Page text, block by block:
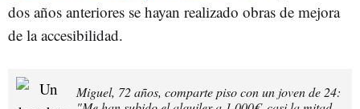
dos años anteriores se hayan realizado obras de mejora
de la accesibilidad.
Miguel, 72 años, comparte piso con un joven de 24: